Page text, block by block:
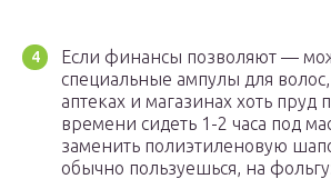
Если финансы позволяют —
специальные ампулы для волос,
аптеках и магазинах хоть пруд
времени сидеть 1-2 часа под
заменить полиэтиленовую
обычно пользуешься, на